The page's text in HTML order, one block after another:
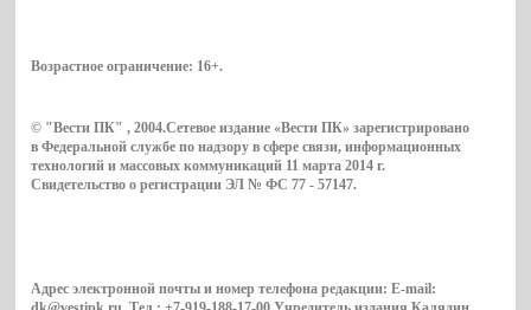
Возрастное ограничение: 16+.
© "Вести ПК" , 2004.Сетевое издание «Вести ПК» зарегистрировано
в Федеральной службе по надзору в сфере связи, информационных
технологий и массовых коммуникаций 11 марта 2014 г.
Свидетельство о регистрации ЭЛ № ФС 77 - 57147.
Адрес электронной почты и номер телефона редакции: E-mail: